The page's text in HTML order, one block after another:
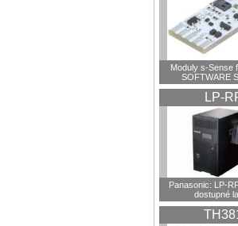
Moduly s-Sense
SOFTWARE
LP-
Panasonic: LP-
dostupné